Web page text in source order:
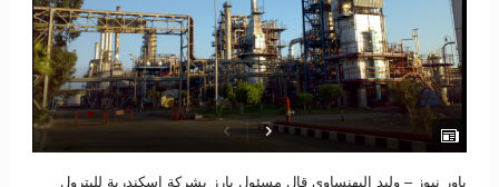
باور نيوز – وليد البهنساوى قال مسئول بارز بشركة اسكندرية للبترول